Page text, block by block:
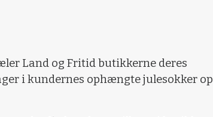
Land og Fritid butikkerne deres
i kundernes ophængte julesokker op